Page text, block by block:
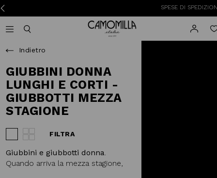
SPESE DI SPEDIZIONE A
Camomilla Italia®
Indietro
GIUBBINI DONNA
LUNGHI E CORTI -
GIUBBOTTI MEZZA
STAGIONE
FILTRA
Giubbini e giubbotti donna.
Quando arriva la mezza stagione,